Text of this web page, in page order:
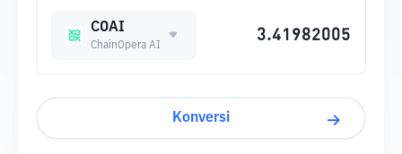
COAI
ChainOpera AI
Konversi